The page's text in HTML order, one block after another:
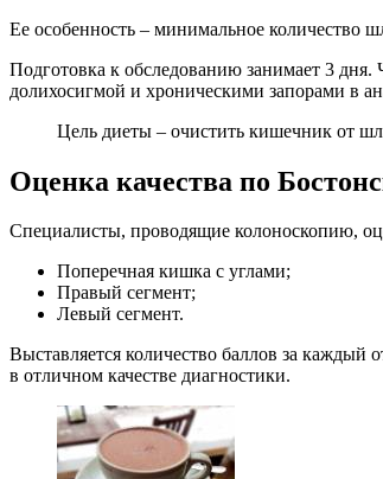
Ее особенность – минимальное количество
Подготовка к обследованию занимает 3 дня.
долихосигмой и хроническими запорами в
Цель диеты – очистить кишечник от
Оценка качества по
Специалисты, проводящие колоноскопию,
Поперечная кишка с углами;
Правый сегмент;
Левый сегмент.
Выставляется количество баллов за
в отличном качестве диагностики.